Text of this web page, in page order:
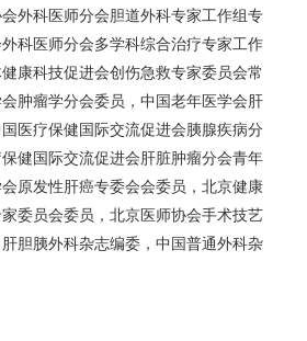
外科医师分会胆道外科专家工作组专
科医师分会多学科综合治疗专家工作
康科技促进会创伤急救专家委员会常
肿瘤学分会委员，中国老年医学会肝
医疗保健国际交流促进会胰腺疾病分
健国际交流促进会肝脏肿瘤分会青年
原发性肝癌专委会会委员，北京健康
委员会委员，北京医师协会手术技艺
胆胰外科杂志编委，中国普通外科杂